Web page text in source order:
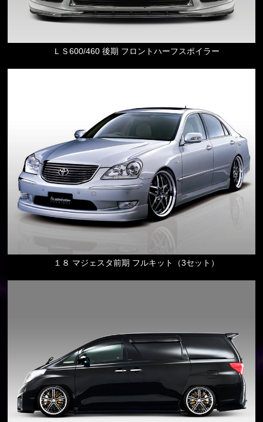
ＬＳ600/460 後期 フロントハーフスポイラー
１８ マジェスタ前期 フルキット（3セット）